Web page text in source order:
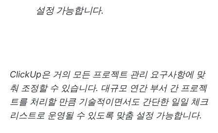
설정 가능합니다.
ClickUp은 거의 모든 프로젝트 관리 요구사항에 맞
춰 조정할 수 있습니다. 대규모 연간 부서 간 프로젝
트를 처리할 만큼 기술적이면서도 간단한 일일 체크
리스트로 운영될 수 있도록 맞춤 설정 가능합니다.